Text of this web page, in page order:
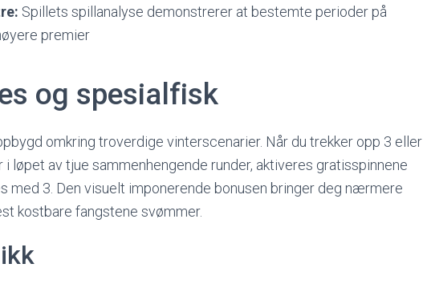
Spillets spillanalyse demonstrerer at bestemte perioder på
premier
og spesialfisk
omkring troverdige vinterscenarier. Når du trekker opp 3 eller
løpet av tjue sammenhengende runder, aktiveres gratisspinnene
med 3. Den visuelt imponerende bonusen bringer deg nærmere
kostbare fangstene svømmer.